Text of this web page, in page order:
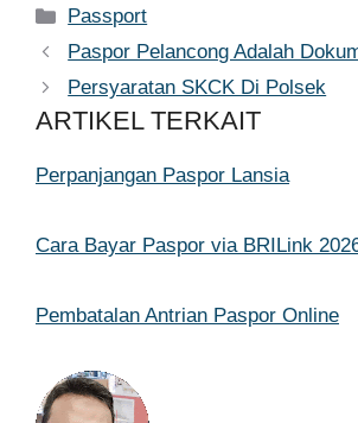
Kategori
Passport
Paspor Pelancong Adalah
Persyaratan SKCK Di Polsek
ARTIKEL TERKAIT
Perpanjangan Paspor Lansia
Cara Bayar Paspor via BRILink
Pembatalan Antrian Paspor Online